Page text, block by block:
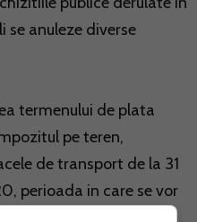
se anuleze diverse
termenului de plata
pe teren,
de transport de la 31
perioada in care se vor
stabilite de consiliile